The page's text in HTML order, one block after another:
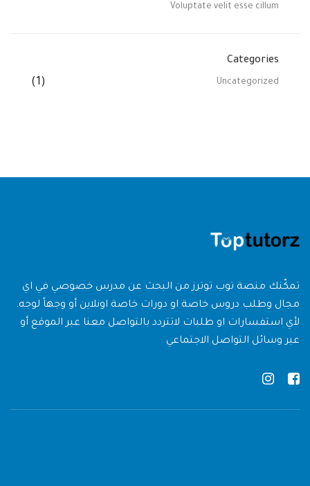
Voluptate velit esse cillum
Categories
Uncategorized
(1)
تمكّنك منصة توب توترز من البحث عن مدرس خصوصي في اي
مجال وطلب دروس خاصة او دورات خاصة اونلاين أو وجهاً لوجه.
لأي استفسارات او طلبات لاتتردد بالتواصل معنا عبر الموقع أو
عبر وسائل التواصل الاجتماعي